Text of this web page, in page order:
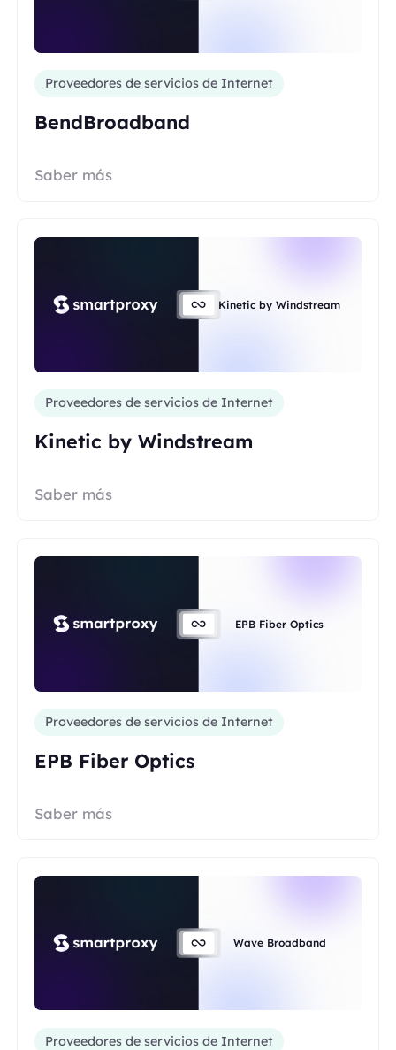
Proveedores de servicios de Internet
BendBroadband
Saber más
Kinetic by Windstream
Proveedores de servicios de Internet
Kinetic by Windstream
Saber más
EPB Fiber Optics
Proveedores de servicios de Internet
EPB Fiber Optics
Saber más
Wave Broadband
Proveedores de servicios de Internet